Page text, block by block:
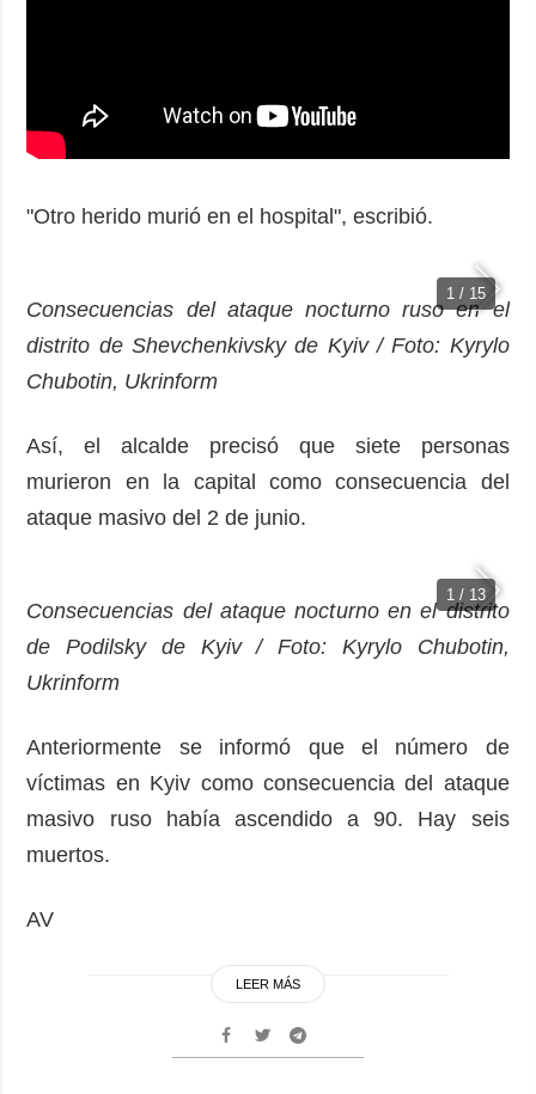
"Otro herido murió en el hospital", escribió.
1 / 15
Consecuencias del ataque nocturno ruso en el
distrito de Shevchenkivsky de Kyiv / Foto: Kyrylo
Chubotin, Ukrinform
Así, el alcalde precisó que siete personas
murieron en la capital como consecuencia del
ataque masivo del 2 de junio.
1 / 13
Consecuencias del ataque nocturno en el distrito
de Podilsky de Kyiv / Foto: Kyrylo Chubotin,
Ukrinform
Anteriormente se informó que el número de
víctimas en Kyiv como consecuencia del ataque
masivo ruso había ascendido a 90. Hay seis
muertos.
AV
LEER MÁS